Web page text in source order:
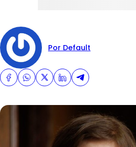
Por Default